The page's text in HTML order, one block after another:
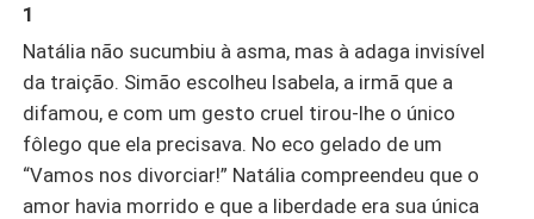
longe de tudo o que conhece, enquanto Simón, cego pela
raiva e pela traição, ignora que seu desprezo foi
construído sobre mentiras. O que Simón fará quando
descobrir a verdade? Natalia conseguirá encontrar a paz
que nunca lhe permitiram ter?
1
Natália não sucumbiu à asma, mas à adaga invisível
da traição. Simão escolheu Isabela, a irmã que a
difamou, e com um gesto cruel tirou-lhe o único
fôlego que ela precisava. No eco gelado de um
“Vamos nos divorciar!” Natália compreendeu que o
amor havia morrido e que a liberdade era sua única